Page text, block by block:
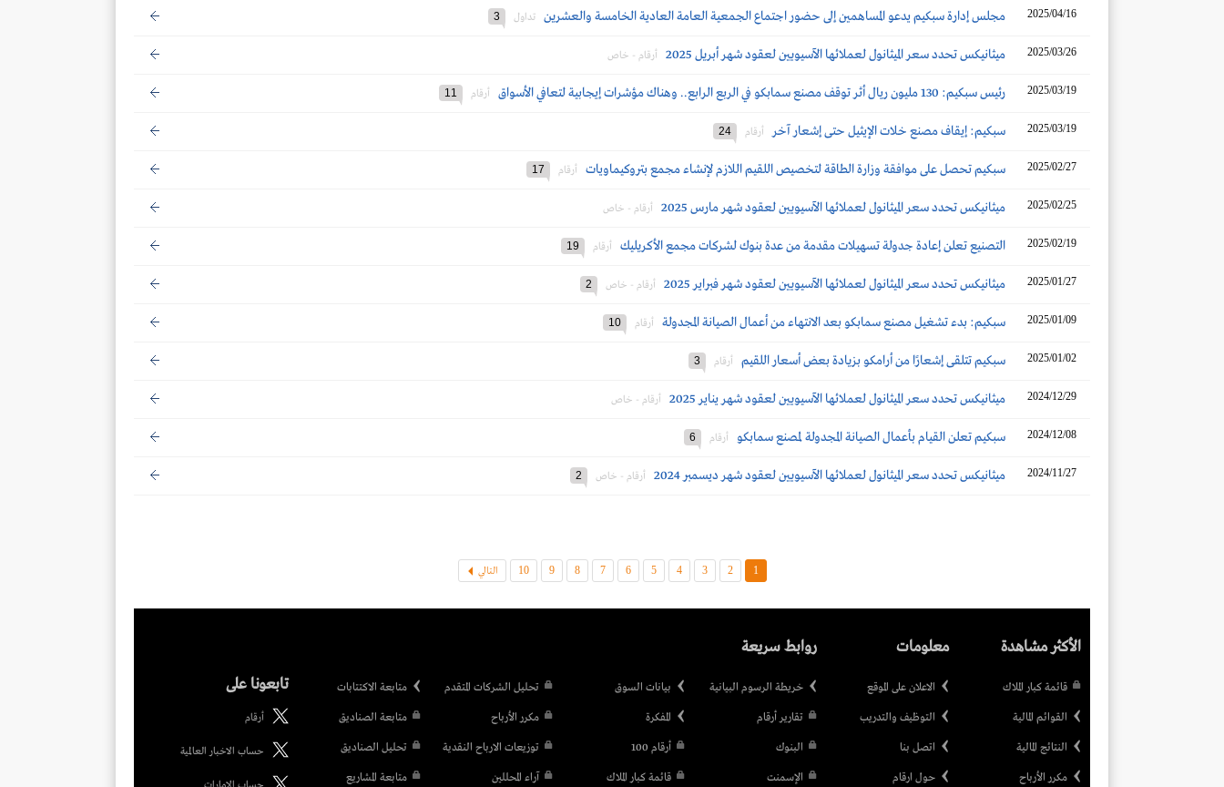
2025/04/16 مجلس إدارة سبكيم يدعو المساهمين إلى حضور اجتماع الجمعية العامة العادية الخامسة والعشرين تداول 3
2025/03/26 ميثانيكس تحدد سعر الميثانول لعملائها الآسيويين لعقود شهر أبريل 2025 أرقام - خاص
2025/03/19 رئيس سبكيم: 130 مليون ريال أثر توقف مصنع سمابكو في الربع الرابع.. وهناك مؤشرات إيجابية لتعافي الأسواق أرقام 11
2025/03/19 سبكيم: إيقاف مصنع خلات الإيثيل حتى إشعار آخر أرقام 24
2025/02/27 سبكيم تحصل على موافقة وزارة الطاقة لتخصيص اللقيم اللازم لإنشاء مجمع بتروكيماويات أرقام 17
2025/02/25 ميثانيكس تحدد سعر الميثانول لعملائها الآسيويين لعقود شهر مارس 2025 أرقام - خاص
2025/02/19 التصنيع تعلن إعادة جدولة تسهيلات مقدمة من عدة بنوك لشركات مجمع الأكريليك أرقام 19
2025/01/27 ميثانيكس تحدد سعر الميثانول لعملائها الآسيويين لعقود شهر فبراير 2025 أرقام - خاص 2
2025/01/09 سبكيم: بدء تشغيل مصنع سمابكو بعد الانتهاء من أعمال الصيانة المجدولة أرقام 10
2025/01/02 سبكيم تتلقى إشعارًا من أرامكو بزيادة بعض أسعار اللقيم أرقام 3
2024/12/29 ميثانيكس تحدد سعر الميثانول لعملائها الآسيويين لعقود شهر يناير 2025 أرقام - خاص
2024/12/08 سبكيم تعلن القيام بأعمال الصيانة المجدولة لمصنع سمابكو أرقام 6
2024/11/27 ميثانيكس تحدد سعر الميثانول لعملائها الآسيويين لعقود شهر ديسمبر 2024 أرقام - خاص 2
1
2
3
4
5
6
7
8
9
10 التالي
الأكثر مشاهدة
قائمة كبار الملاك
القوائم المالية
النتائج المالية
مكرر الأرباح
معلومات
الاعلان على الموقع
التوظيف والتدريب
اتصل بنا
حول ارقام
روابط سريعة
خريطة الرسوم البيانية
تقارير أرقام
البنوك
الإسمنت
بيانات السوق
المفكرة
أرقام 100
قائمة كبار الملاك
تحليل الشركات المتقدم
مكرر الأرباح
توزيعات الارباح النقدية
آراء المحللين
متابعة الاكتتابات
متابعة الصناديق
تحليل الصناديق
متابعة المشاريع
تابعونا على
أرقام
حساب الاخبار العالمية